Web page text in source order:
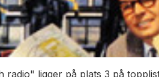
radio" ligger på plats 3 på